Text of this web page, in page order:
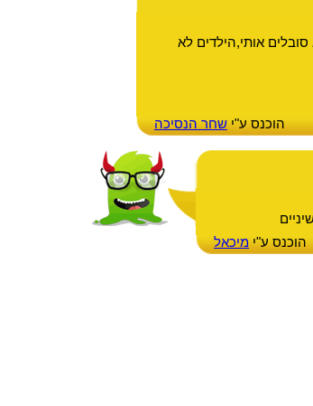
אותי,הילדים לא
הוכנס ע"י שחר הנסיכה
הוכנס ע"י מיכאל